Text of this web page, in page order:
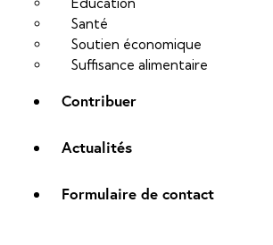
Santé
Soutien économique
Suffisance alimentaire
Contribuer
Actualités
Formulaire de contact